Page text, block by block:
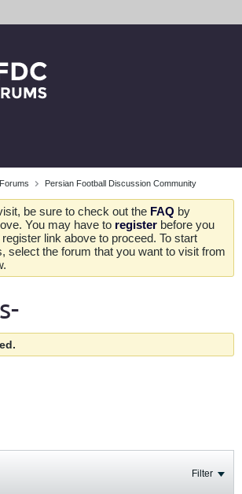
Persian Football Discussion Community
be sure to check out the FAQ by
You may have to register before you
link above to proceed. To start
select the forum that you want to visit from
Filter